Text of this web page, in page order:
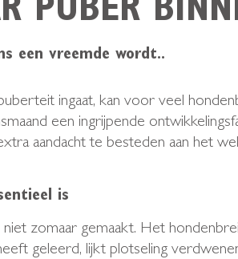
PUBER
een vreemde wordt..
ingaat, kan voor veel
een ingrijpende
aandacht te besteden aan het
is
zomaar gemaakt. Het
geleerd, lijkt plotseling